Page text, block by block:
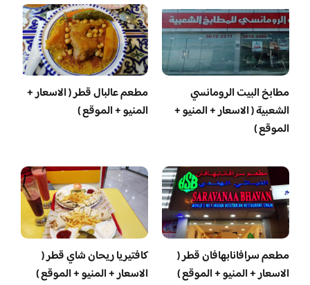
مطابخ البيت الرومانسي
الشعبية ( الاسعار + المنيو +
الموقع )
مطعم عالبال قطر ( الاسعار +
المنيو + الموقع )
مطعم سرافانابهافان قطر (
الاسعار + المنيو + الموقع )
كافتيريا ريحان شاي قطر (
الاسعار + المنيو + الموقع )